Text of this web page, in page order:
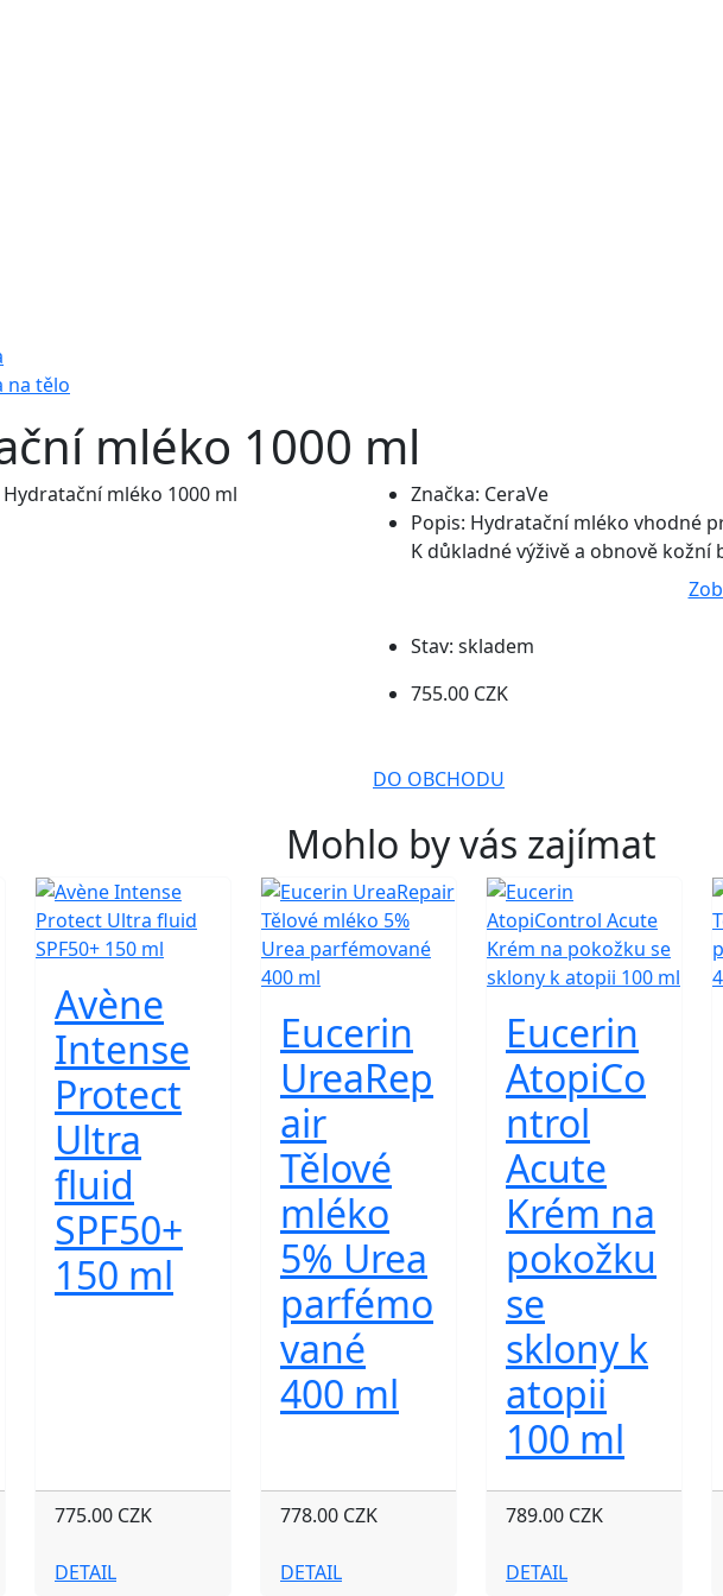
na tělo
mléko 1000 ml
Značka: CeraVe
Popis: Hydratační mléko vhodné
K důkladné výživě a obnově
Stav: skladem
755.00 CZK
DO OBCHODU
Mohlo by vás zajímat
Avène
Intense
Protect
Ultra
fluid
SPF50+
150 ml
775.00 CZK
DETAIL
Eucerin
UreaRep
air
Tělové
mléko
5% Urea
parfémo
vané
400 ml
778.00 CZK
DETAIL
Eucerin
AtopiCo
ntrol
Acute
Krém na
pokožku
se
sklony k
atopii
100 ml
789.00 CZK
DETAIL